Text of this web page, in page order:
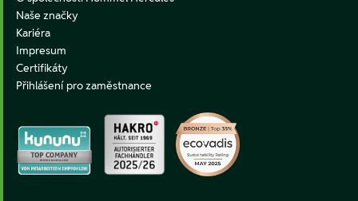
Naše značky
Kariéra
Impresum
Certifikáty
Přihlášení pro zaměstnance